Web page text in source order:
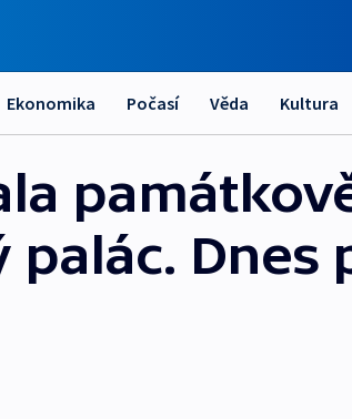
Ekonomika Počasí Věda Kultura
Dnes